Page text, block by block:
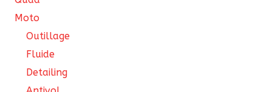
Moto
Outillage
Fluide
Detailing